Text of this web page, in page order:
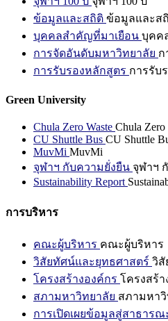
ข้อมูลและสถิติ ข้อมูลและส
บุคคลสำคัญที่มาเยือน บุคค
การจัดอันดับมหาวิทยาลัย ก
การรับรองหลักสูตร การรับ
Green University
Chula Zero Waste Chula Zero
CU Shuttle Bus CU Shuttle
MuvMi MuvMi
จุฬาฯ กับความยั่งยืน จุฬาฯ
Sustainability Report
การบริหาร
คณะผู้บริหาร คณะผู้บริหาร
วิสัยทัศน์และยุทธศาสตร์ วิสั
โครงสร้างองค์กร โครงสร้า
สภามหาวิทยาลัย สภามหา
การเปิดเผยข้อมูลสู่สาธารณ